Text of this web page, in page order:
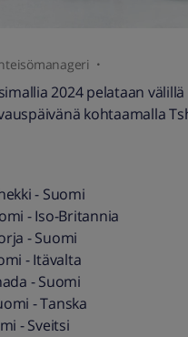
2024 pelataan välillä
kohtaamalla
- Suomi
- Iso-Britannia
- Suomi
- Itävalta
- Suomi
- Tanska
- Sveitsi